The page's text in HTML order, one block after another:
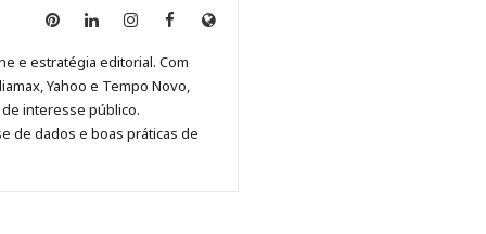
Anny
no
Pinterest
Anny
no
LinkedIn
Anny
no
Instagram
Anny
no
Facebook
Site
e estratégia editorial. Com
Yahoo e Tempo Novo,
interesse público.
de dados e boas práticas de